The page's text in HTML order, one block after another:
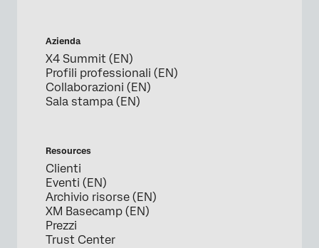
Azienda
X4 Summit (EN)
Profili professionali (EN)
Collaborazioni (EN)
Sala stampa (EN)
Resources
Clienti
Eventi (EN)
Archivio risorse (EN)
XM Basecamp (EN)
Prezzi
Trust Center